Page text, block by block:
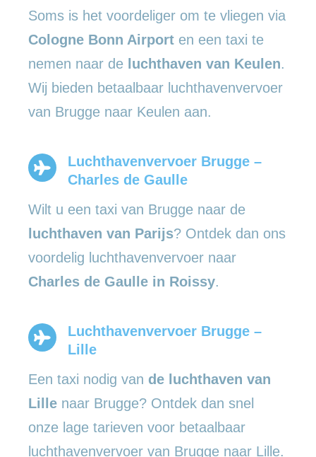
Soms is het voordeliger om te vliegen via
Cologne Bonn Airport en een taxi te
nemen naar de luchthaven van Keulen.
Wij bieden betaalbaar luchthavenvervoer
van Brugge naar Keulen aan.
Luchthavenvervoer Brugge –
Charles de Gaulle
Wilt u een taxi van Brugge naar de
luchthaven van Parijs? Ontdek dan ons
voordelig luchthavenvervoer naar
Charles de Gaulle in Roissy.
Luchthavenvervoer Brugge –
Lille
Een taxi nodig van de luchthaven van
Lille naar Brugge? Ontdek dan snel
onze lage tarieven voor betaalbaar
luchthavenvervoer van Brugge naar Lille.